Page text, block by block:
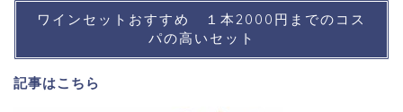
ワインセットおすすめ １本2000円までのコス
パの高いセット
記事はこちら